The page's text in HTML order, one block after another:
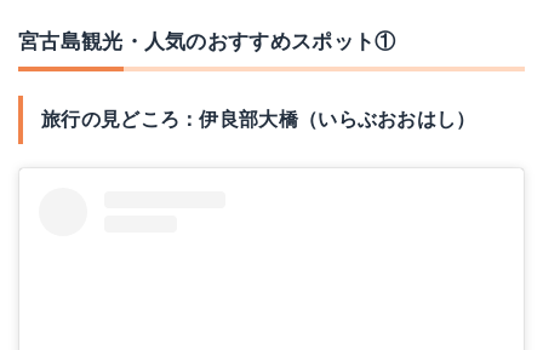
宮古島観光・人気のおすすめスポット①
旅行の見どころ：伊良部大橋（いらぶおおはし）